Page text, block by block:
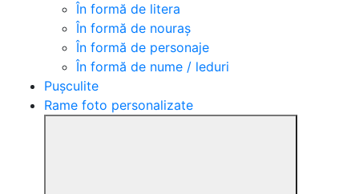
În formă de litera
În formă de nouraș
În formă de personaje
În formă de nume / leduri
Pușculite
Rame foto personalizate